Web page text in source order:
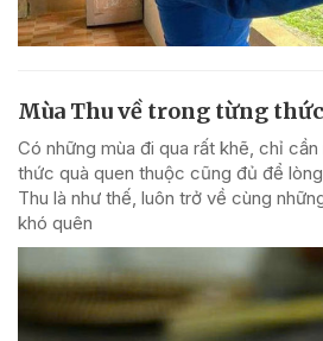
Mùa Thu về trong từng
Có những mùa đi qua rất khẽ, chỉ
thức quà quen thuộc cũng đủ để
Thu là như thế, luôn trở về cùng
khó quên